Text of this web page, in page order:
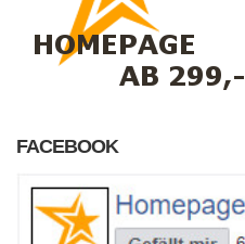
FACEBOOK